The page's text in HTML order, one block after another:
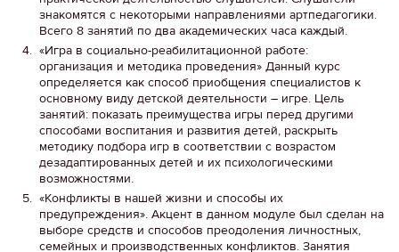
знакомятся с некоторыми направлениями артпедагогики.
Всего 8 занятий по два академических часа каждый.
«Игра в социально-реабилитационной работе:
организация и методика проведения» Данный курс
определяется как способ приобщения специалистов к
основному виду детской деятельности – игре. Цель
занятий: показать преимущества игры перед другими
способами воспитания и развития детей, раскрыть
методику подбора игр в соответствии с возрастом
дезадаптированных детей и их психологическими
возможностями.
«Конфликты в нашей жизни и способы их
предупреждения». Акцент в данном модуле был сделан на
выборе средств и способов преодоления личностных,
семейных и производственных конфликтов. Занятия